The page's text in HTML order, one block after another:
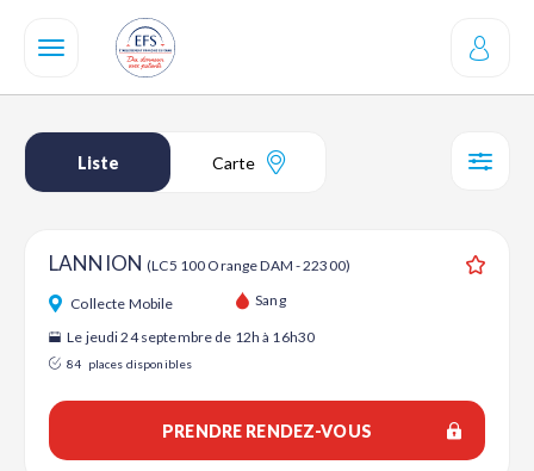
contenu
Liste Carte
LANNION(LC5 100 Orange DAM - 22300)
Collecte Mobile Sang
Le jeudi 24 septembre de 12h à 16h30
84 places disponibles
PRENDRE RENDEZ-VOUS